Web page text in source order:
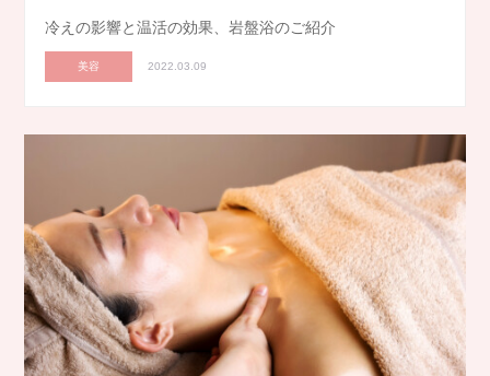
冷えの影響と温活の効果、岩盤浴のご紹介
美容 2022.03.09